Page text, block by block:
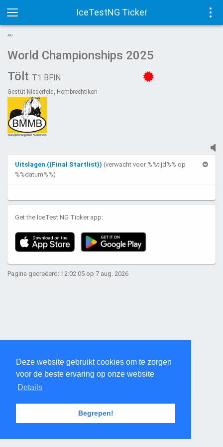
Deze website gebruikt cookies om te zorgen
voor de beste ervaring op onze website
Details
Begrepen!
IceTestNG Ticker
Toggle
navigation
AD
World Championships 2025
Tölt T1 BFIN
Gestüt Niederfeld, Hombrechtikon
Uitslagen ((Final Startlist)) (verwacht voor %%tijd%% op
%%datum%%)
Get the IceTest NG Ticker app:
Pagina gecreëerd: 12:02:05 op 7 aug. 2026